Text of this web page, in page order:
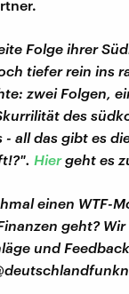
Folge ihrer
tiefer rein ins
zwei Folgen,
des
all das gibt es
Hiergeht es
einen WTF-
geht?
und